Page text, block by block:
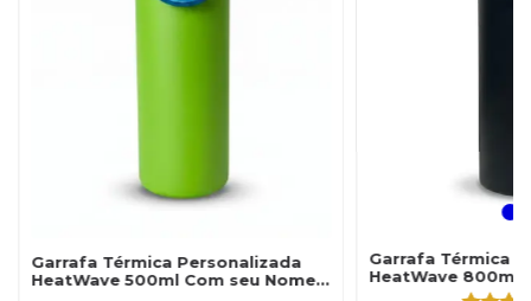
Garrafa Térmica Personalizada
HeatWave 500ml Com seu Nome
Garrafa Térmica
HeatWave 800ml